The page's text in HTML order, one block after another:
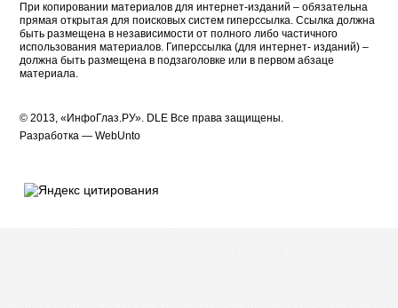
При копировании материалов для интернет-изданий – обязательна
прямая открытая для поисковых систем гиперссылка. Ссылка должна
быть размещена в независимости от полного либо частичного
использования материалов. Гиперссылка (для интернет- изданий) –
должна быть размещена в подзаголовке или в первом абзаце
материала.
© 2013, «ИнфоГлаз.РУ». DLE Все права защищены.
Разработка —WebUnto